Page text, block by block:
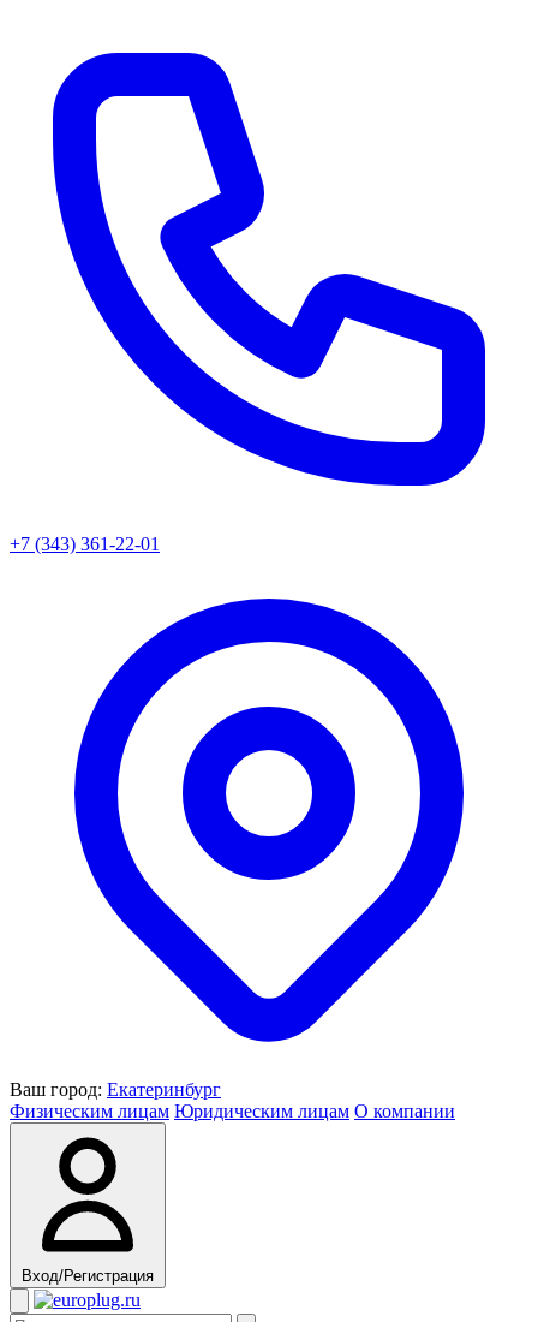
+7 (343) 361-22-01
Ваш город: Екатеринбург
Физическим лицам Юридическим лицам О компании
Вход/Регистрация